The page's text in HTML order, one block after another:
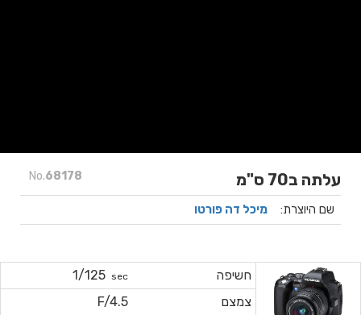
No.68178 עלתה ב70 ס"מ
שם היוצרת: מיכל דה פורטו
חשיפה sec
1/125
צמצם
F/4.5